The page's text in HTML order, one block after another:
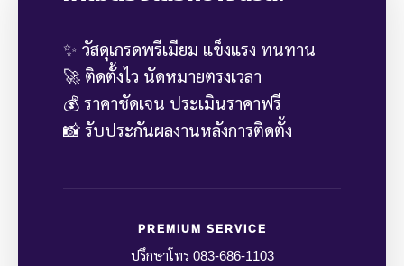
✨ วัสดุเกรดพรีเมียม แข็งแรง ทนทาน
🚀 ติดตั้งไว นัดหมายตรงเวลา
💰 ราคาชัดเจน ประเมินราคาฟรี
📸 รับประกันผลงานหลังการติดตั้ง
PREMIUM SERVICE
ปรึกษาโทร 083-686-1103